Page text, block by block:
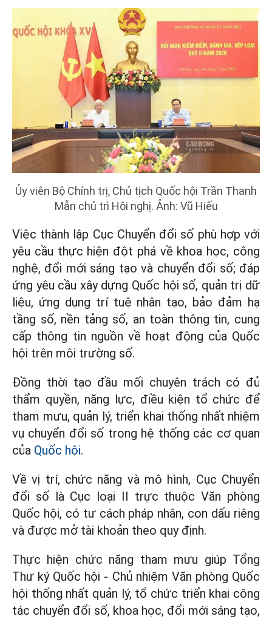
Ủy viên Bộ Chính trị, Chủ tịch Quốc hội Trần Thanh
Mẫn chủ trì Hội nghị. Ảnh: Vũ Hiếu
Việc thành lập Cục Chuyển đổi số phù hợp với
yêu cầu thực hiện đột phá về khoa học, công
nghệ, đổi mới sáng tạo và chuyển đổi số; đáp
ứng yêu cầu xây dựng Quốc hội số, quản trị dữ
liệu, ứng dụng trí tuệ nhân tạo, bảo đảm hạ
tầng số, nền tảng số, an toàn thông tin, cung
cấp thông tin nguồn về hoạt động của Quốc
hội trên môi trường số.
Đồng thời tạo đầu mối chuyên trách có đủ
thẩm quyền, năng lực, điều kiện tổ chức để
tham mưu, quản lý, triển khai thống nhất nhiệm
vụ chuyển đổi số trong hệ thống các cơ quan
của Quốc hội.
Về vị trí, chức năng và mô hình, Cục Chuyển
đổi số là Cục loại II trực thuộc Văn phòng
Quốc hội, có tư cách pháp nhân, con dấu riêng
và được mở tài khoản theo quy định.
Thực hiện chức năng tham mưu giúp Tổng
Thư ký Quốc hội - Chủ nhiệm Văn phòng Quốc
hội thống nhất quản lý, tổ chức triển khai công
tác chuyển đổi số, khoa học, đổi mới sáng tạo,